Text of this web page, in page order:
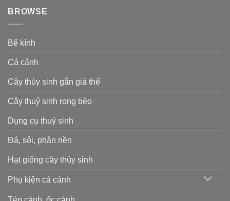
BROWSE
Bể kính
Cá cảnh
Cây thủy sinh gắn giá thể
Cây thuỷ sinh rong bèo
Dụng cụ thuỷ sinh
Đá, sỏi, phân nền
Hạt giống cây thủy sinh
Phụ kiện cá cảnh